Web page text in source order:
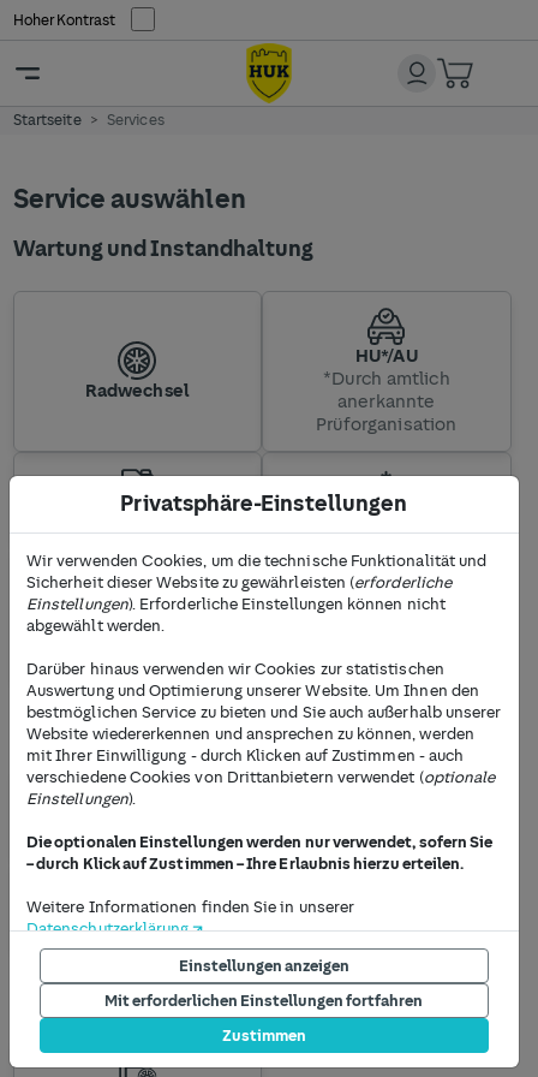
Privatsphäre-Einstellungen
Wir verwenden Cookies, um die technische Funktionalität und
Sicherheit dieser Website zu gewährleisten (erforderliche
Einstellungen). Erforderliche Einstellungen können nicht
abgewählt werden.
Darüber hinaus verwenden wir Cookies zur statistischen
Auswertung und Optimierung unserer Website. Um Ihnen den
bestmöglichen Service zu bieten und Sie auch außerhalb unserer
Website wiedererkennen und ansprechen zu können, werden
mit Ihrer Einwilligung - durch Klicken auf Zustimmen - auch
verschiedene Cookies von Drittanbietern verwendet (optionale
Einstellungen).
Die optionalen Einstellungen werden nur verwendet, sofern Sie
– durch Klick auf Zustimmen – Ihre Erlaubnis hierzu erteilen.
Weitere Informationen finden Sie in unserer
Datenschutzerklärung
.
Die Möglichkeit, Ihre Einstellungen jederzeit anzupassen, finden
Sie am Ende jeder Seite unter dem Punkt "Privatsphäre
Einstellungen". Um Einstellungen jetzt vorzunehmen, drücken
Sie auf den Button "Einstellungen anzeigen" unterhalb dieses
Textes.
Einstellungen anzeigen
Mit erforderlichen Einstellungen fortfahren
Zustimmen
Hoher Kontrast
Startseite Services
Service auswählen
Wartung und Instandhaltung
Radwechsel
HU*/AU
*Durch amtlich
anerkannte
Prüforganisation
Ölwechsel Klimaanlage
Inspektion
Preis und Termin auf
Reparaturservices
Bremsenservice Batteriewechsel
Auspuff
Reifenshop